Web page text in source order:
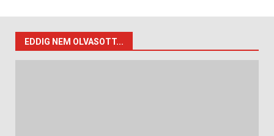
EDDIG NEM OLVASOTT...